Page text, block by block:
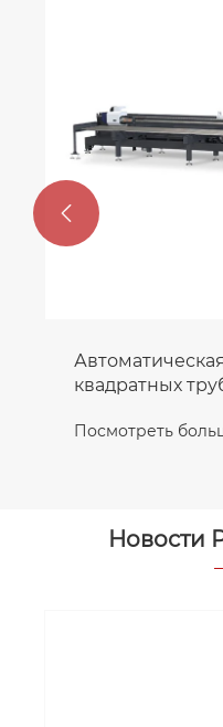
квадратных
Посмотреть

Новости